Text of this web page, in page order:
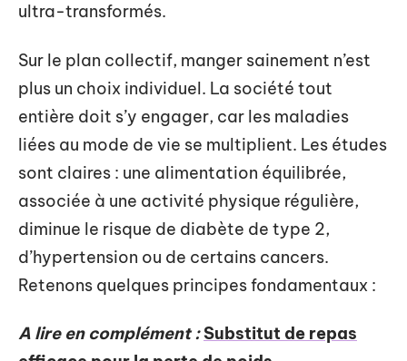
ultra-transformés.
Sur le plan collectif, manger sainement n’est
plus un choix individuel. La société tout
entière doit s’y engager, car les maladies
liées au mode de vie se multiplient. Les études
sont claires : une alimentation équilibrée,
associée à une activité physique régulière,
diminue le risque de diabète de type 2,
d’hypertension ou de certains cancers.
Retenons quelques principes fondamentaux :
A lire en complément : Substitut de repas